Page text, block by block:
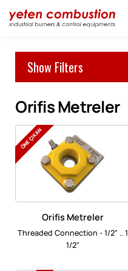
Show Filters
Orifis Metreler
ÖNE ÇIKAN
Orifis Metreler
Threaded Connection - 1/2" .. 1
1/2"